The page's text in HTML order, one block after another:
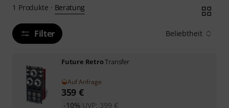
1 Produkte · Beratung
Filter Beliebtheit
Future RetroTransfer
Auf Anfrage
359 €
UVP: 399 €
-10%